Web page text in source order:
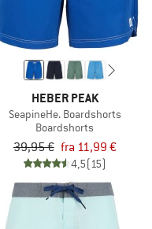
HEBER PEAK
SeapineHe. Boardshorts
Boardshorts
39,95 € fra 11,99 €
4,5(15)